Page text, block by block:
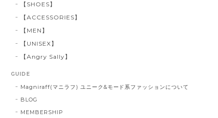
【SHOES】
【ACCESSORIES】
【MEN】
【UNISEX】
【Angry Sally】
GUIDE
Magniraff(マニラフ) ユニーク&モード系ファッションについて
BLOG
MEMBERSHIP